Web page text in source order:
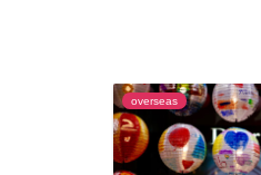
overseas